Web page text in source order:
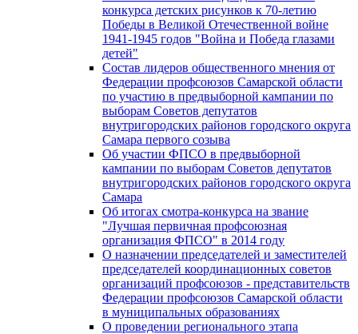
конкурса детских рисунков к 70-летию
Победы в Великой Отечественной войне
1941-1945 годов "Война и Победа глазами
детей"
Состав лидеров общественного мнения от
Федерации профсоюзов Самарской области
по участию в предвыборной кампании по
выборам Советов депутатов
внутригородских районов городского округа
Самара первого созыва
Об участии ФПСО в предвыборной
кампании по выборам Советов депутатов
внутригородских районов городского округа
Самара
Об итогах смотра-конкурса на звание
"Лучшая первичная профсоюзная
организация ФПСО" в 2014 году
О назначении председателей и заместителей
председателей координационных советов
организаций профсоюзов - представительств
Федерации профсоюзов Самарской области
в муниципальных образованиях
О проведении регионального этапа